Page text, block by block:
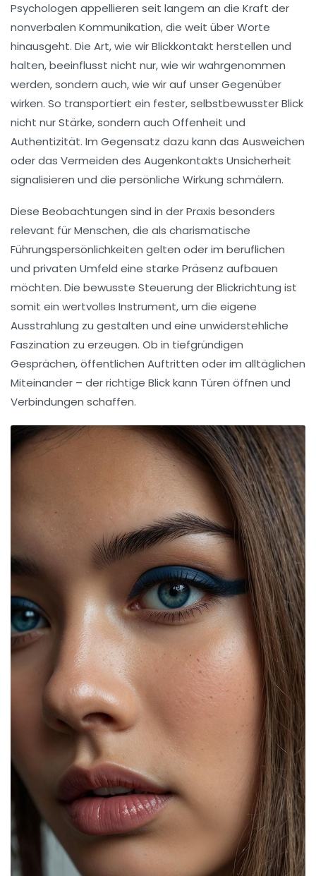
Psychologen appellieren seit langem an die Kraft der
nonverbalen Kommunikation, die weit über Worte
hinausgeht. Die Art, wie wir Blickkontakt herstellen und
halten, beeinflusst nicht nur, wie wir wahrgenommen
werden, sondern auch, wie wir auf unser Gegenüber
wirken. So transportiert ein fester, selbstbewusster Blick
nicht nur Stärke, sondern auch Offenheit und
Authentizität. Im Gegensatz dazu kann das Ausweichen
oder das Vermeiden des Augenkontakts Unsicherheit
signalisieren und die persönliche Wirkung schmälern.
Diese Beobachtungen sind in der Praxis besonders
relevant für Menschen, die als charismatische
Führungspersönlichkeiten gelten oder im beruflichen
und privaten Umfeld eine starke Präsenz aufbauen
möchten. Die bewusste Steuerung der Blickrichtung ist
somit ein wertvolles Instrument, um die eigene
Ausstrahlung zu gestalten und eine unwiderstehliche
Faszination zu erzeugen. Ob in tiefgründigen
Gesprächen, öffentlichen Auftritten oder im alltäglichen
Miteinander – der richtige Blick kann Türen öffnen und
Verbindungen schaffen.